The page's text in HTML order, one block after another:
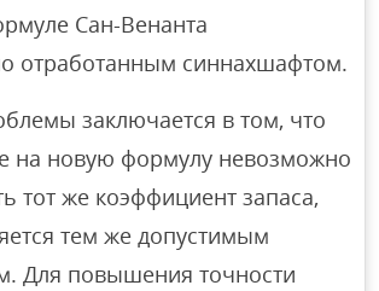
Сан-Венанта
отработанным синнахшафтом.
заключается в том, что
на новую формулу невозможно
тот же коэффициент запаса,
тем же допустимым
Для повышения точности